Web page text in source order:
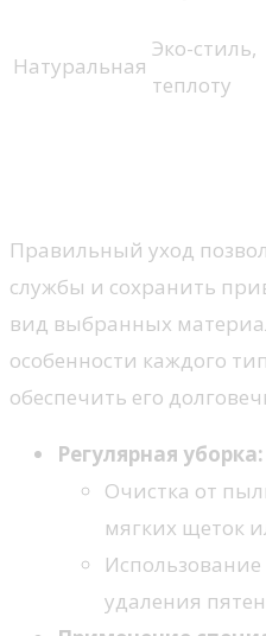
Натуральная
Эко-стиль,
теплоту
Правильный уход
службы и сохранить
вид выбранных
особенности каждого
обеспечить его
Регулярная уборка:
Очистка от
мягких щеток
удаления